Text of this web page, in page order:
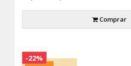
Comprar
-22%